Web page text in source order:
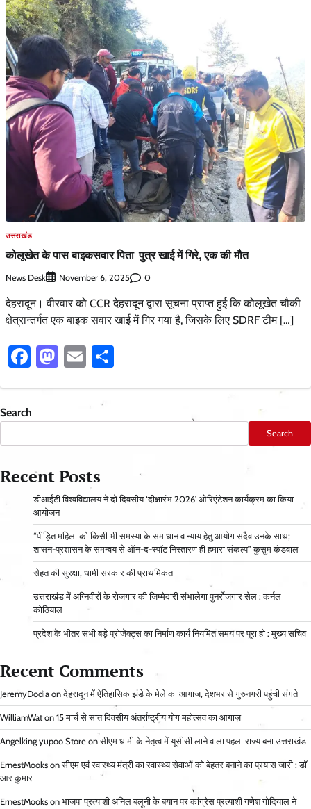
उत्तराखंड
कोलूखेत के पास बाइकसवार पिता-पुत्र खाई में गिरे, एक की मौत
News Desk November 6, 2025 0
देहरादून। वीरवार को CCR देहरादून द्वारा सूचना प्राप्त हुई कि कोलूखेत चौकी
क्षेत्रान्तर्गत एक बाइक सवार खाई में गिर गया है, जिसके लिए SDRF टीम […]
Facebook
Mastodon
Email
Search
Search
Recent Posts
डीआईटी विश्वविद्यालय ने दो दिवसीय ‘दीक्षारंभ 2026’ ओरिएंटेशन कार्यक्रम का किया
आयोजन
“पीड़ित महिला को किसी भी समस्या के समाधान व न्याय हेतु आयोग सदैव उनके साथ;
शासन-प्रशासन के समन्वय से ऑन-द-स्पॉट निस्तारण ही हमारा संकल्प” कुसुम कंडवाल
सेहत की सुरक्षा, धामी सरकार की प्राथमिकता
उत्तराखंड में अग्निवीरों के रोजगार की जिम्मेदारी संभालेगा पुनर्रोजगार सेल : कर्नल
कोठियाल
प्रदेश के भीतर सभी बड़े प्रोजेक्ट्स का निर्माण कार्य नियमित समय पर पूरा हो : मुख्य सचिव
Recent Comments
JeremyDodia onदेहरादून में ऐतिहासिक झंडे के मेले का आगाज, देशभर से गुरुनगरी पहुंची संगते
WilliamWat on 15 मार्च से सात दिवसीय अंतर्राष्ट्रीय योग महोत्सव का आगाज़
Angelking yupoo Store onसीएम धामी के नेतृत्व में यूसीसी लाने वाला पहला राज्य बना उत्तराखंड
ErnestMooks onसीएम एवं स्वास्थ्य मंत्री का स्वास्थ्य सेवाओं को बेहतर बनाने का प्रयास जारी : डॉ
आर कुमार
ErnestMooks on भाजपा प्रत्याशी अनिल बलूनी के बयान पर कांग्रेस प्रत्याशी गणेश गोदियाल ने